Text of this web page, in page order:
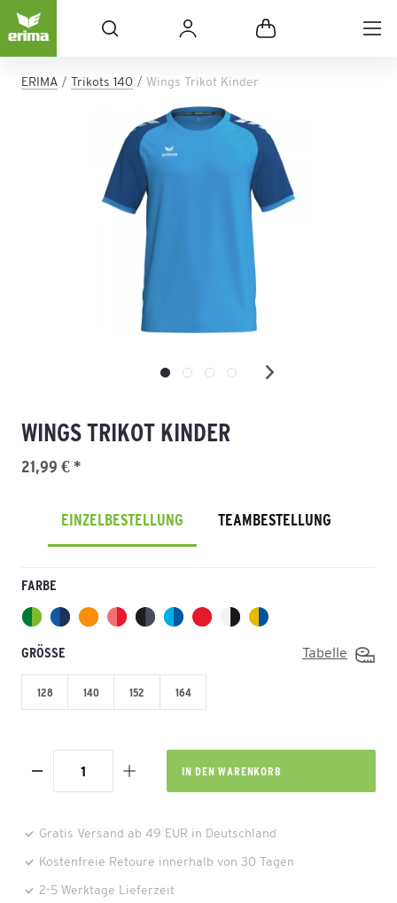
ERIMA Trikots 140 Wings Trikot Kinder
WINGS TRIKOT KINDER
21,99 € *
EINZELBESTELLUNG TEAMBESTELLUNG
FARBE
GRÖSSE Tabelle
128 140 152 164
IN DEN WARENKORB
Gratis Versand ab 49 EUR in Deutschland
Kostenfreie Retoure innerhalb von 30 Tagen
2-5 Werktage Lieferzeit